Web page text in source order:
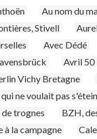
Au nom du
Stivell
Avec Dédé
Avril 50
Vichy Bretagne
ne voulait pas
trognes BZH,
à la campagne